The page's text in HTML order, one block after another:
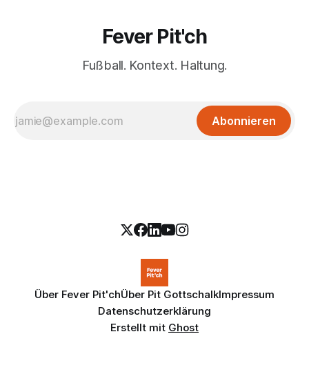
Fever Pit'ch
Fußball. Kontext. Haltung.
Abonnieren
Über Fever Pit'chÜber Pit GottschalkImpressum
Datenschutzerklärung
Erstellt mit Ghost